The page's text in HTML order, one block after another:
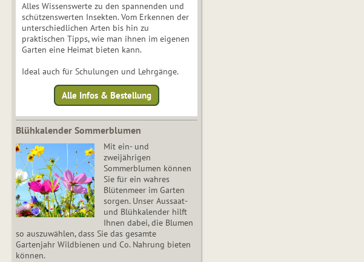
Alles Wissenswerte zu den spannenden und
schützenswerten Insekten. Vom Erkennen der
unterschiedlichen Arten bis hin zu
praktischen Tipps, wie man ihnen im eigenen
Garten eine Heimat bieten kann.
Ideal auch für Schulungen und Lehrgänge.
Alle Infos & Bestellung
Blühkalender Sommerblumen
Mit ein- und
zweijährigen
Sommerblumen können
Sie für ein wahres
Blütenmeer im Garten
sorgen. Unser Aussaat-
und Blühkalender hilft
Ihnen dabei, die Blumen
so auszuwählen, dass Sie das gesamte
Gartenjahr Wildbienen und Co. Nahrung bieten
können.